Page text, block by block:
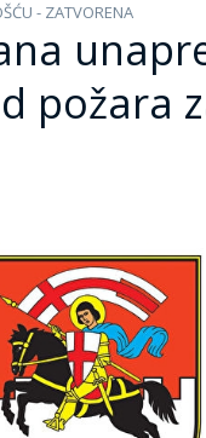
- ZATVORENA
požara